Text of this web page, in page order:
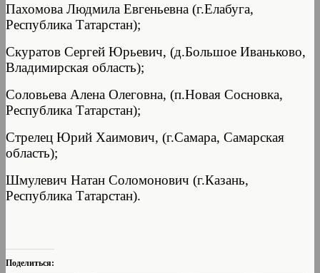
Пахомова Людмила Евгеньевна (г.Елабуга,
Республика Татарстан);
Скуратов Сергей Юрьевич, (д.Большое Иваньково,
Владимирская область);
Соловьева Алена Олеговна, (п.Новая Сосновка,
Республика Татарстан);
Стрелец Юрий Хаимович, (г.Самара, Самарская
область);
Шмулевич Натан Соломонович (г.Казань,
Республика Татарстан).
Поделиться: